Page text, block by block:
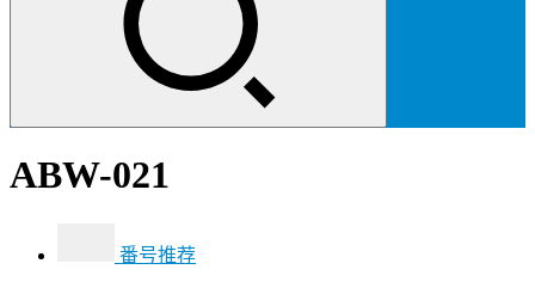
ABW-021
番号推荐